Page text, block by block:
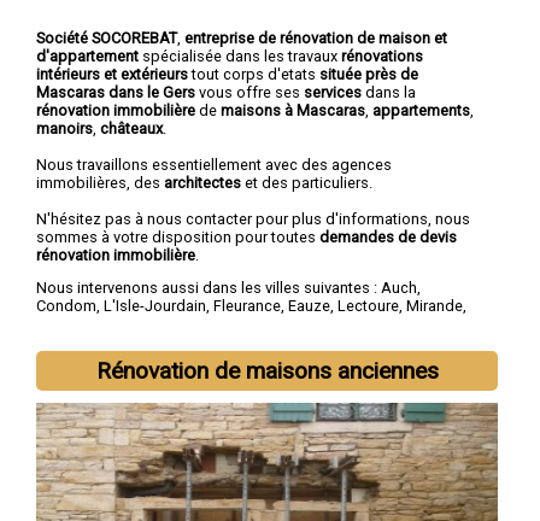
Société SOCOREBAT, entreprise de rénovation de maison et
d'appartement spécialisée dans les travaux rénovations
intérieurs et extérieurstout corps d'etats située près de
Mascaras dans le Gers vous offre ses services dans la
rénovation immobilière de maisons à Mascaras appartements
manoirs châteaux.
Nous travaillons essentiellement avec des agences
immobilières, des architectes et des particuliers.
N'hésitez pas à nous contacter pour plus d'informations, nous
sommes à votre disposition pour toutes demandes de devis
rénovation immobilière
Nous intervenons aussi dans les villes suivantes : Auch,
Condom, L'Isle-Jourdain, Fleurance, Eauze, Lectoure, Mirande,
Rénovation de maisons anciennes